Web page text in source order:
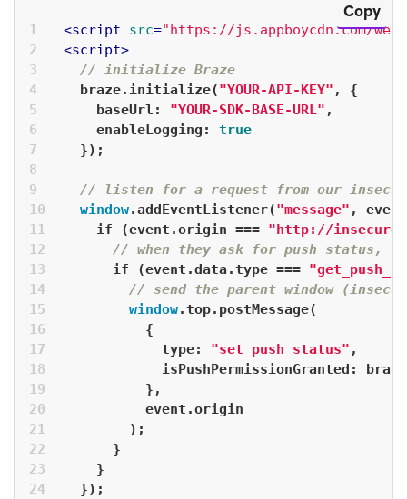
Copy
<script src="https://js.appboycdn.com/
<script>
// initialize Braze
  braze.initialize(
"YOUR-API-KEY" , {
baseUrl : "YOUR-SDK-BASE-URL" ,
enableLogging : true
  });
// listen for a request from our
window.addEventListener("message" ,
if (event.origin === "http://
// when they ask for push status,
if (event.data.type ===
// send the parent window
window.top.postMessage(
          {
type: "set_push_status" ,
isPushPermissionGranted :
          },
          event.origin
        );
      }
    }
  });